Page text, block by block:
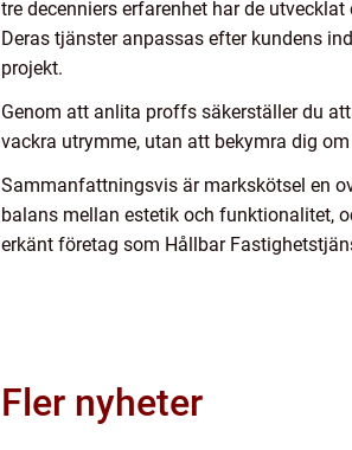
tre decenniers erfarenhet har de
Deras tjänster anpassas efter kundens
projekt.
Genom att anlita proffs säkerställer du
vackra utrymme, utan att bekymra dig
Sammanfattningsvis är markskötsel en
balans mellan estetik och funktionalitet,
erkänt företag som Hållbar
Fler nyheter